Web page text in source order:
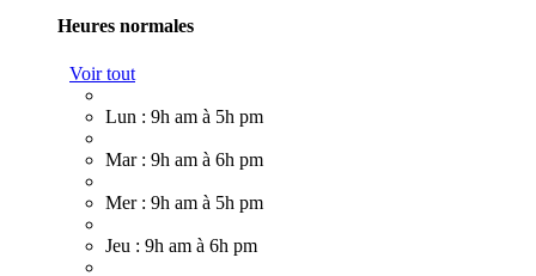
Heures normales
Voir tout
Lun : 9h am à 5h pm
Mar : 9h am à 6h pm
Mer : 9h am à 5h pm
Jeu : 9h am à 6h pm